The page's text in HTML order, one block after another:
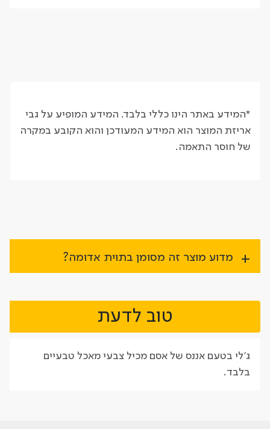
טוב לדעת
ג'לי בטעם אננס של אסם מכיל צבעי מאכל טבעיים
בלבד.
*המידע באתר הינו כללי בלבד. המידע המופיע על גבי
אריזת המוצר הוא המידע המעודכן והוא הקובע במקרה
של חוסר התאמה.
מדוע מוצר זה מסומן בתוית אדומה?